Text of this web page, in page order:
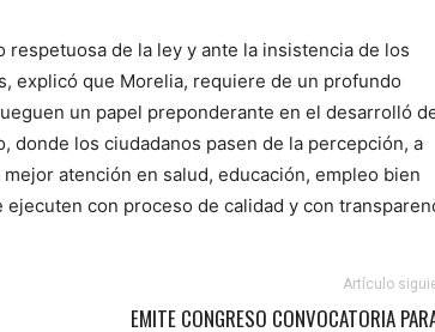
de la ley y ante la insistencia de los
explicó que Morelia, requiere de un profundo
un papel preponderante en el desarrolló
donde los ciudadanos pasen de la percepción, a
atención en salud, educación, empleo bien
con proceso de calidad y con
Artículo
EMITE CONGRESO CONVOCATORIA